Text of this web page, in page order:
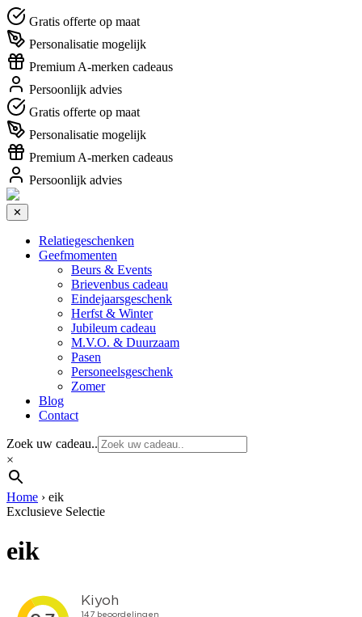
Gratis offerte op maat
Personalisatie mogelijk
Premium A-merken cadeaus
Persoonlijk advies
Gratis offerte op maat
Personalisatie mogelijk
Premium A-merken cadeaus
Persoonlijk advies
✕
Relatiegeschenken
Geefmomenten
Beurs & Events
Brievenbus cadeau
Eindejaarsgeschenk
Herfst & Winter
Jubileum cadeau
M.V.O. & Duurzaam
Pasen
Personeelsgeschenk
Zomer
Blog
Contact
Zoek uw cadeau..
×
Home › eik
Exclusieve Selectie
eik